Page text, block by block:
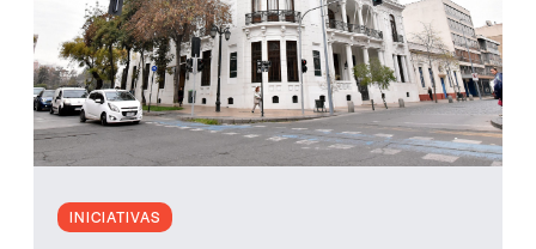
INICIATIVAS